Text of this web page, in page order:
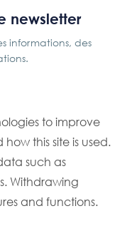
to improve
this site is used.
such as
Withdrawing
and functions.
newsletter
informations, des